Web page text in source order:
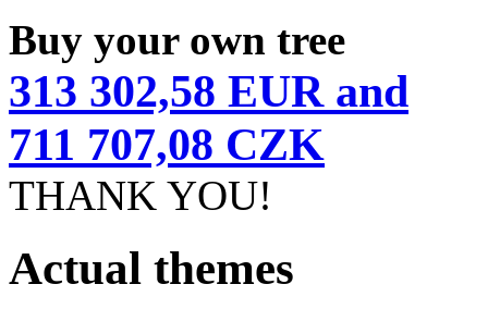
Buy your own tree
313 302,58 EUR and
711 707,08 CZK
THANK YOU!
Actual themes